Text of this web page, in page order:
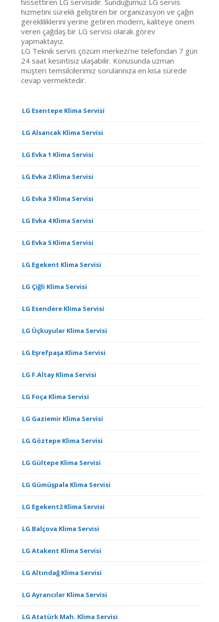
hissettiren LG servisidir. Sunduğumuz LG servis
hizmetini sürekli geliştiren bir organizasyon ve çağın
gerekliliklerini yerine getiren modern, kaliteye önem
veren çağdaş bir LG servisi olarak görev
yapmaktayız.
LG Teknik servis çözüm merkezi’ne telefondan 7 gün
24 saat kesintisiz ulaşabilir. Konusunda uzman
müşteri temsilcilerimiz sorularınıza en kısa sürede
cevap vermektedir.
LG Esentepe Klima Servisi
LG Alsancak Klima Servisi
LG Evka 1 Klima Servisi
LG Evka 2 Klima Servisi
LG Evka 3 Klima Servisi
LG Evka 4 Klima Servisi
LG Evka 5 Klima Servisi
LG Egekent Klima Servisi
LG Çiğli Klima Servisi
LG Esendere Klima Servisi
LG Üçkuyular Klima Servisi
LG Eşrefpaşa Klima Servisi
LG F.Altay Klima Servisi
LG Foça Klima Servisi
LG Gaziemir Klima Servisi
LG Göztepe Klima Servisi
LG Gültepe Klima Servisi
LG Gümüşpala Klima Servisi
LG Egekent2 Klima Servisi
LG Balçova Klima Servisi
LG Atakent Klima Servisi
LG Altındağ Klima Servisi
LG Ayrancılar Klima Servisi
LG Atatürk Mah. Klima Servisi